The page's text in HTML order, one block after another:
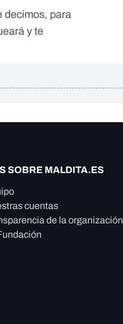
decimos, para
y te
SOBRE MALDITA.ES
cuentas
de la organización